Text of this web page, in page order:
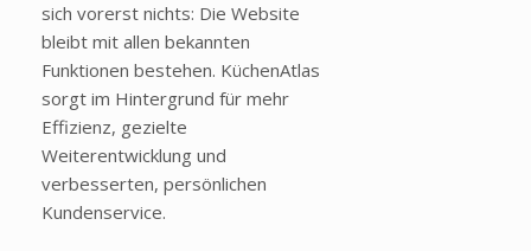
sich vorerst nichts: Die Website
bleibt mit allen bekannten
Funktionen bestehen. KüchenAtlas
sorgt im Hintergrund für mehr
Effizienz, gezielte
Weiterentwicklung und
verbesserten, persönlichen
Kundenservice.